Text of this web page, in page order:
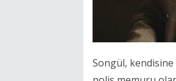
Songül,